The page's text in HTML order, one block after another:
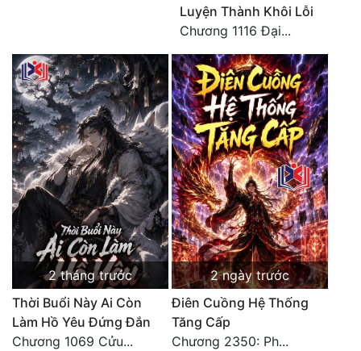
Luyện Thành Khôi Lỗi
Chương 1116 Đại...
2 tháng trước
Thời Buổi Này Ai Còn
Làm Hồ Yêu Đứng Đắn
Chương 1069 Cửu...
2 ngày trước
Điên Cuồng Hệ Thống
Tăng Cấp
Chương 2350: Ph...